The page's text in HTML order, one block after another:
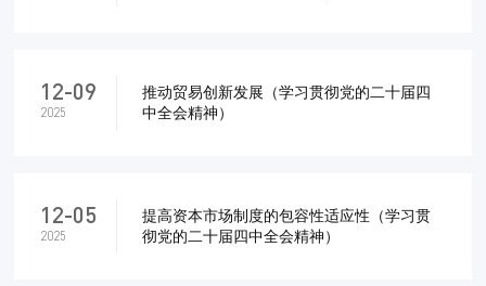
12-09
2025
推动贸易创新发展（学习贯彻党的二十届四
中全会精神）
12-05
2025
提高资本市场制度的包容性适应性（学习贯
彻党的二十届四中全会精神）